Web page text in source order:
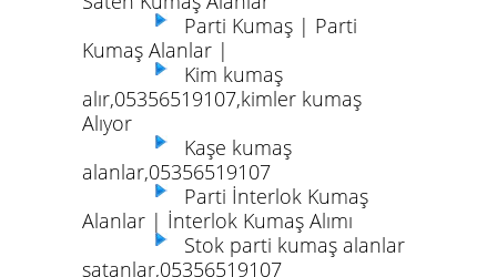
Parti Kumaş | Parti
Kumaş Alanlar |
Kim kumaş
alır,05356519107,kimler kumaş
Alıyor
Kaşe kumaş
alanlar,05356519107
Parti İnterlok Kumaş
Alanlar | İnterlok Kumaş Alımı
Stok parti kumaş alanlar
satanlar,05356519107